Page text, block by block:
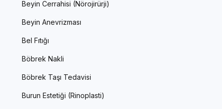
Beyin Cerrahisi (Nörojirürji)
Beyin Anevrizması
Bel Fıtığı
Böbrek Nakli
Böbrek Taşı Tedavisi
Burun Estetiği (Rinoplasti)